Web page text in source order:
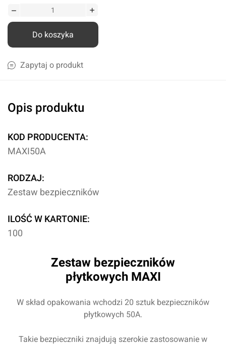
Do koszyka
Zapytaj o produkt
Opis produktu
KOD PRODUCENTA:
MAXI50A
RODZAJ:
Zestaw bezpieczników
ILOŚĆ W KARTONIE:
100
Zestaw bezpieczników
płytkowych MAXI
W skład opakowania wchodzi 20 sztuk bezpieczników
płytkowych 50A.
Takie bezpieczniki znajdują szerokie zastosowanie w